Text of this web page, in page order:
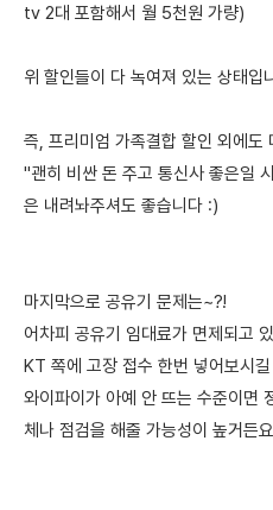
tv 2대 포함해서 월 5천원 가량)
위 할인들이 다 녹여져 있는 상태입
즉, 프리미엄 가족결합 할인 외에도
"괜히 비싼 돈 주고 통신사 좋은일
은 내려놔주셔도 좋습니다 :)
마지막으로 공유기 문제는~?!
어차피 공유기 임대료가 면제되고
KT 쪽에 고장 접수 한번 넣어보시
와이파이가 아예 안 뜨는 수준이면
체나 점검을 해줄 가능성이 높거든